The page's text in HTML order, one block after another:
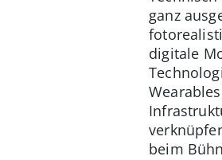
ganz
digitale
beim